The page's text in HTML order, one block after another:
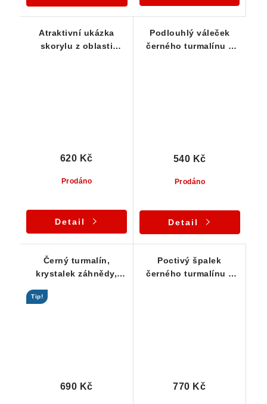
Atraktivní ukázka
skorylu z oblasti
Prodáno
620 Kč
Detail
Podlouhlý váleček
černého turmalínu s
Prodáno
540 Kč
Detail
Černý turmalín,
krystalek záhnědy,
Tip!
690 Kč
Poctivý špalek
černého turmalínu z
770 Kč